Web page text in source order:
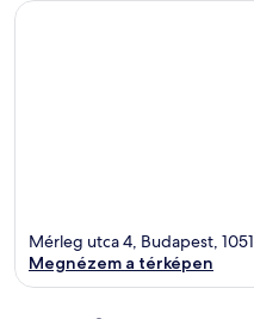
Mérleg utca 4, Budapest, 1051
Megnézem a térképen